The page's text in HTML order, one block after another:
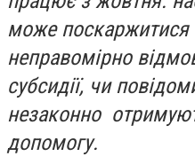
може поскаржитися
неправомірно
субсидії, чи
незаконно
допомогу.